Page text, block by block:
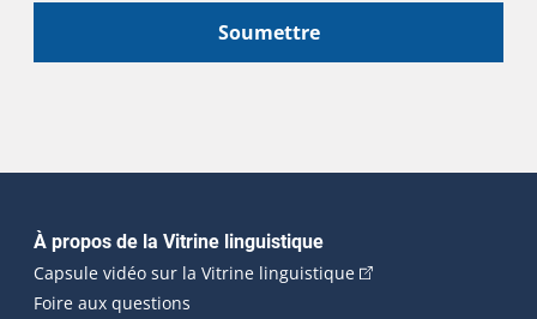
Soumettre
Navigation principale
À propos de la Vitrine linguistique
Capsule vidéo sur la Vitrine linguistique(Cet hyperlien
Foire aux questions